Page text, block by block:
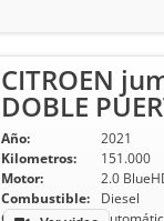
CITROEN
DOBLE
Año:
2021
Kilometros:
151.000
Motor:
2.0
Combustible:
Diesel